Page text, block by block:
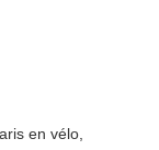
en vélo,